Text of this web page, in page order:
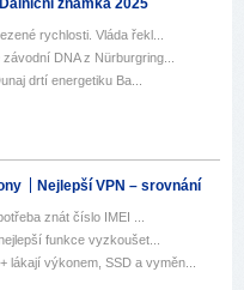
rychlosti. Vláda řekl...
DNA z Nürburgring...
drtí energetiku Ba...
Nejlepší VPN – srovnání
znát číslo IMEI ...
funkce vyzkoušet...
lákají výkonem, SSD a vyměn...